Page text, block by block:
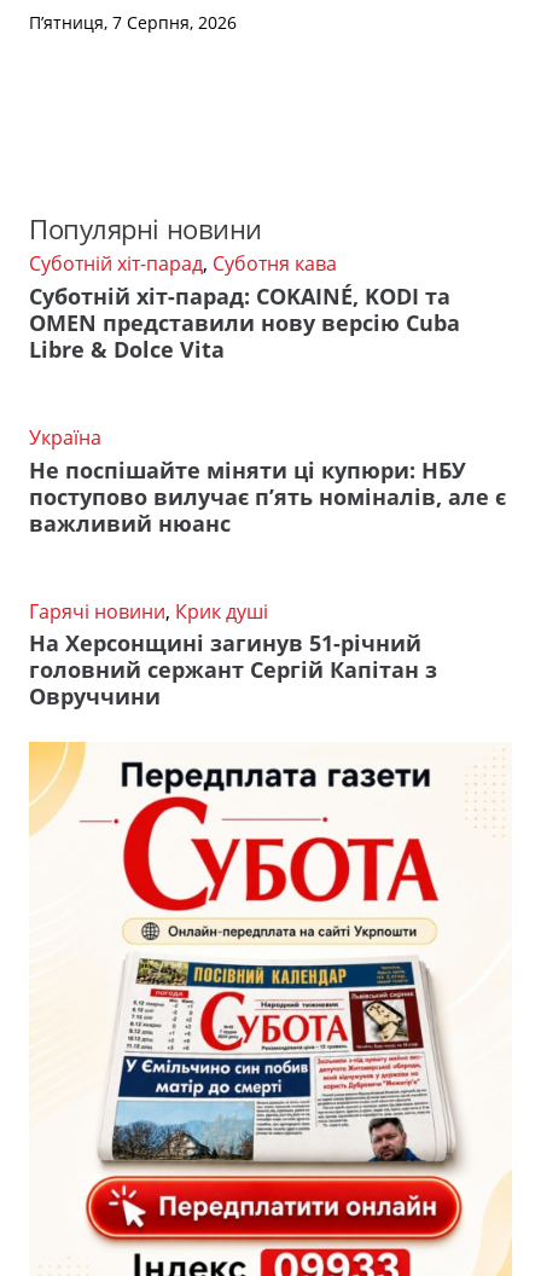
П’ятниця, 7 Серпня, 2026
Популярні новини
Суботній хіт-парад, Суботня кава
Суботній хіт-парад: COKAINÉ, KODI та
OMEN представили нову версію Cuba
Libre & Dolce Vita
Україна
Не поспішайте міняти ці купюри: НБУ
поступово вилучає п’ять номіналів, але є
важливий нюанс
Гарячі новини, Крик душі
На Херсонщині загинув 51-річний
головний сержант Сергій Капітан з
Овруччини